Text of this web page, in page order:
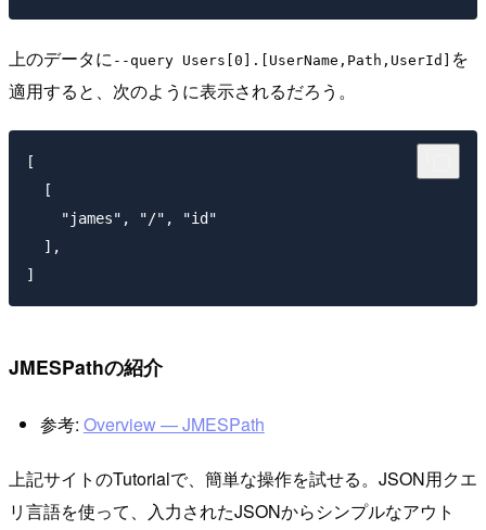
上のデータに --query Users[0].[UserName,Path,UserId]
を
適用すると、次のように表示されるだろう。
[
  [
    "james", "/", "id"
  ],
JMESPathの紹介
参考: Overview — JMESPath
上記サイトのTutorialで、簡単な操作を試せる。JSON用クエ
リ言語を使って、入力されたJSONからシンプルなアウト